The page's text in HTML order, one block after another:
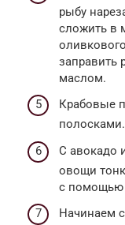
рыбу
сложить в
заправить
маслом.
Крабовые
полосками.
С авокадо
овощи
с помощью
Начинаем